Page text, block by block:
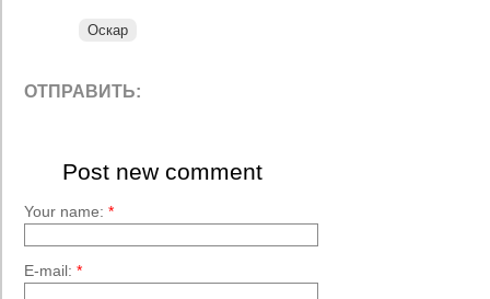
Оскар
ОТПРАВИТЬ:
Post new comment
Your name: *
E-mail: *